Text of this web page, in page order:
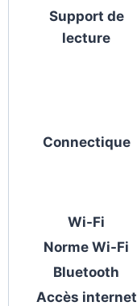
Support de
lecture
Connectique
Wi-Fi
Norme Wi-Fi
Bluetooth
Accès internet